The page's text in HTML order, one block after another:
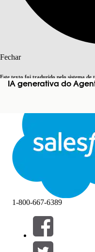
Fechar
Este texto foi traduzido pelo sistema de
aqui. Alternar para inglês
Fechar Fechar
IA generativa do
Filtros (0)
SELECIONAR FILTROS
1-800-667-6389